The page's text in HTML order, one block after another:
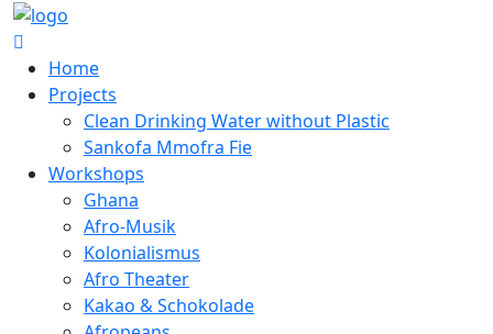
Home
Projects
Clean Drinking Water without Plastic
Sankofa Mmofra Fie
Workshops
Ghana
Afro-Musik
Kolonialismus
Afro Theater
Kakao & Schokolade